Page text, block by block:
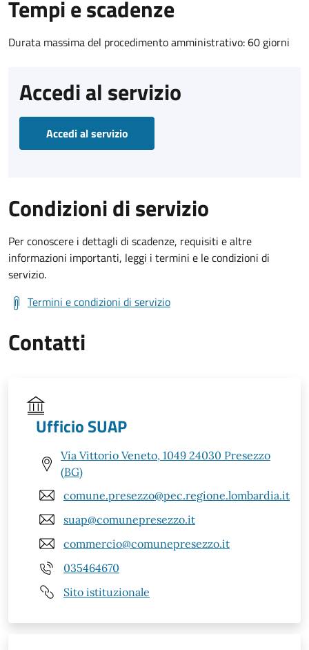
Tempi e scadenze
Durata massima del procedimento amministrativo: 60 giorni
Accedi al servizio
Accedi al servizio
Condizioni di servizio
Per conoscere i dettagli di scadenze, requisiti e altre
informazioni importanti, leggi i termini e le condizioni di
servizio.
Termini e condizioni di servizio
Contatti
Ufficio SUAP
Via Vittorio Veneto, 1049 24030 Presezzo
(BG)
comune.presezzo@pec.regione.lombardia.it
suap@comunepresezzo.it
commercio@comunepresezzo.it
035464670
Sito istituzionale